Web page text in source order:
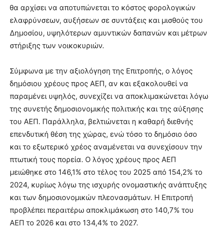
θα αρχίσει να αποτυπώνεται το κόστος φορολογικών
ελαφρύνσεων, αυξήσεων σε συντάξεις και μισθούς του
Δημοσίου, υψηλότερων αμυντικών δαπανών και μέτρων
στήριξης των νοικοκυριών.
Σύμφωνα με την αξιολόγηση της Επιτροπής, ο λόγος
δημόσιου χρέους προς ΑΕΠ, αν και εξακολουθεί να
παραμένει υψηλός, συνεχίζει να αποκλιμακώνεται λόγω
της συνετής δημοσιονομικής πολιτικής και της αύξησης
του ΑΕΠ. Παράλληλα, βελτιώνεται η καθαρή διεθνής
επενδυτική θέση της χώρας, ενώ τόσο το δημόσιο όσο
και το εξωτερικό χρέος αναμένεται να συνεχίσουν την
πτωτική τους πορεία. Ο λόγος χρέους προς ΑΕΠ
μειώθηκε στο 146,1% στο τέλος του 2025 από 154,2% το
2024, κυρίως λόγω της ισχυρής ονομαστικής ανάπτυξης
και των δημοσιονομικών πλεονασμάτων. Η Επιτροπή
προβλέπει περαιτέρω αποκλιμάκωση στο 140,7% του
ΑΕΠ το 2026 και στο 134,4% το 2027.